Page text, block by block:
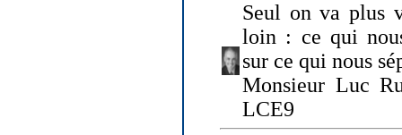
Seul on va plus
loin : ce qui
sur ce qui nous
Monsieur Luc
LCE9